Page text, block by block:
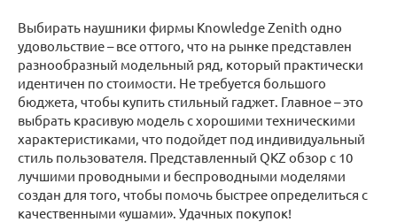
Выбирать наушники фирмы Knowledge Zenith одно
удовольствие – все оттого, что на рынке представлен
разнообразный модельный ряд, который практически
идентичен по стоимости. Не требуется большого
бюджета, чтобы купить стильный гаджет. Главное – это
выбрать красивую модель с хорошими техническими
характеристиками, что подойдет под индивидуальный
стиль пользователя. Представленный QKZ обзор с 10
лучшими проводными и беспроводными моделями
создан для того, чтобы помочь быстрее определиться с
качественными «ушами». Удачных покупок!